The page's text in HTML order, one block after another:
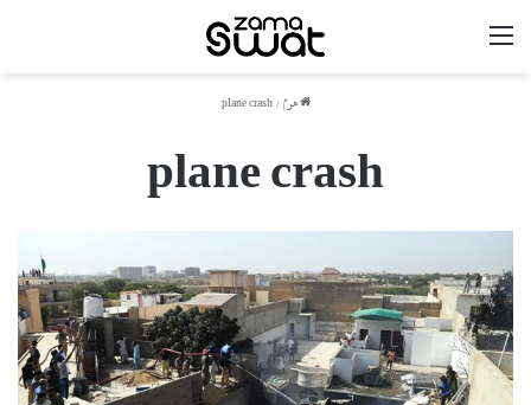
ھوم /
plane crash
plane crash